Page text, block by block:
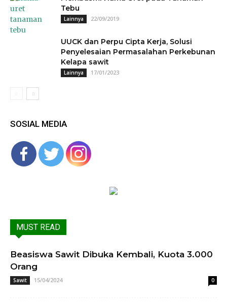
Tebu
Lainnya 22/09/2019
UUCK dan Perpu Cipta Kerja, Solusi
Penyelesaian Permasalahan Perkebunan
Kelapa sawit
Lainnya 17/01/2023
SOSIAL MEDIA
MUST READ
Beasiswa Sawit Dibuka Kembali, Kuota 3.000
Orang
Sawit 15/04/2024 0